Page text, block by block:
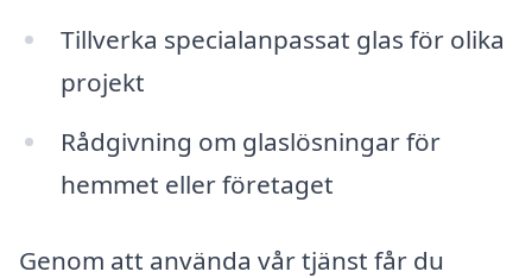
Tillverka specialanpassat glas för olika
projekt
Rådgivning om glaslösningar för
hemmet eller företaget
Genom att använda vår tjänst får du